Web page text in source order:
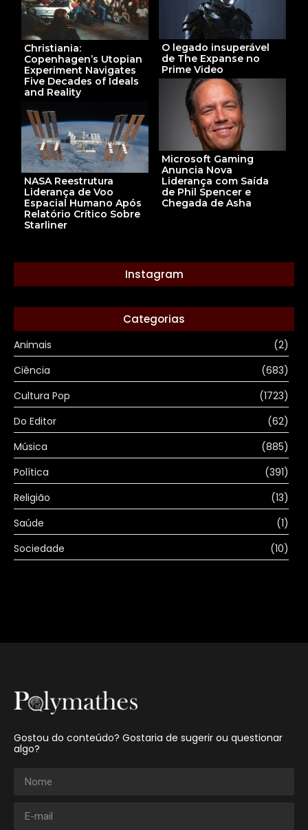
Christiania:
Copenhagen’s Utopian
Experiment Navigates
Five Decades of Ideals
and Reality
O legado insuperável
de The Expanse no
Prime Video
Microsoft Gaming
Anuncia Nova
Liderança com Saída
de Phil Spencer e
Chegada de Asha
NASA Reestrutura
Liderança de Voo
Espacial Humano Após
Relatório Crítico Sobre
Starliner
Instagram
Categorias
Animais
(2)
Ciência
(683)
Cultura Pop
(1723)
Do Editor
(62)
Música
(885)
Política
(391)
Religião
(13)
Saúde
(1)
Sociedade
(10)
Gostou do conteúdo? Gostaria de sugerir ou questionar
algo?